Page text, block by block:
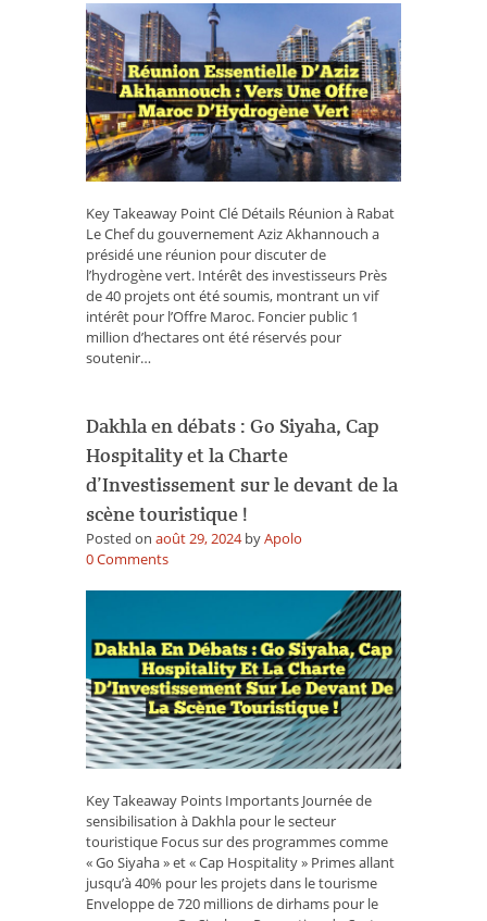
essentielle
d’Aziz
Akhannouch
:
Vers
une
Offre
Maroc
d’Hydrogène
Key Takeaway Point Clé Détails Réunion à Rabat
Le Chef du gouvernement Aziz Akhannouch a
présidé une réunion pour discuter de
l’hydrogène vert. Intérêt des investisseurs Près
de 40 projets ont été soumis, montrant un vif
intérêt pour l’Offre Maroc. Foncier public 1
million d’hectares ont été réservés pour
soutenir…
Dakhla en débats : Go Siyaha, Cap
Hospitality et la Charte
d’Investissement sur le devant de la
scène touristique !
Posted on août 29, 2024 byApolo
0Commentson
:
Go
Siyaha,
Cap
Hospitality
et
la
d’Investissement
sur
le
devant
de
la
Key Takeaway Points Importants Journée de
sensibilisation à Dakhla pour le secteur
touristique Focus sur des programmes comme
« Go Siyaha » et « Cap Hospitality » Primes allant
jusqu’à 40% pour les projets dans le tourisme
Enveloppe de 720 millions de dirhams pour le